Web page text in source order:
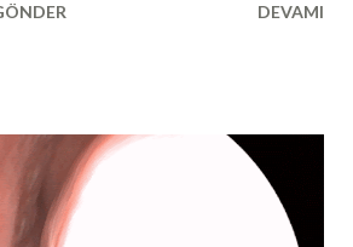
ameliyat sonrası ve 3 ay sonraki burun
steroidler ile karıştırmayın!
ameliyatı dünyasında steroid
çok spesifik bir steroid türünden
DEVAMI